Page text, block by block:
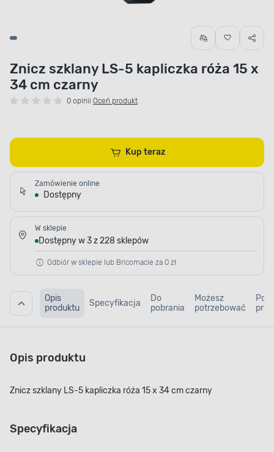
Znicz szklany LS-5 kapliczka róża 15 x
34 cm czarny
0 opinii Oceń produkt
Kup teraz
Zamówienie online
Dostępny
W sklepie
Dostępny w 3 z 228 sklepów
Odbiór w sklepie lub Bricomacie za 0 zł
Opis
produktu
Specyfikacja
Do
pobrania
Możesz
potrzebować
Opis produktu
Znicz szklany LS-5 kapliczka róża 15 x 34 cm czarny
Specyfikacja